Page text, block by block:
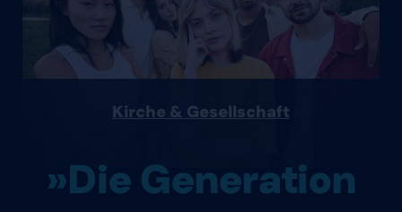
Kirche & Gesellschaft
»Die Generation